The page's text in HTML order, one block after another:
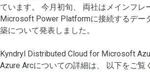
ています。 今月初旬、 両社はメインフレ
Microsoft Power Platformに接続するデー
築について発表しました。
Kyndryl Distributed Cloud for Microsoft
Azure Arcについての詳細は、 以下をご覧